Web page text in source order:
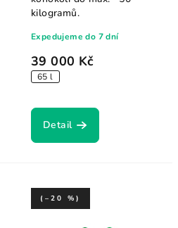
39 000 Kč
65 l
Expedujeme do 7 dní
Detail
kilogramů.
(–20 %)